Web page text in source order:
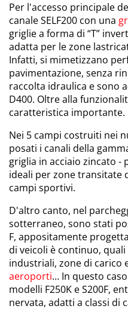
Per l'accesso principale
canale SELF200 con una
griglie a forma di “T”
adatta per le zone
Infatti, si mimetizzano
pavimentazione, senza
raccolta idraulica e sono
D400. Oltre alla
caratteristica importante.
Nei 5 campi costruiti nei
posati i canali della
griglia in acciaio zincato -
ideali per zone transitate
campi sportivi.
D'altro canto, nel
sotterraneo, sono stati
F, appositamente
di veicoli è continuo,
industriali, zone di carico
aeroporti… In questo
modelli F250K e S200F,
nervata, adatti a classi di